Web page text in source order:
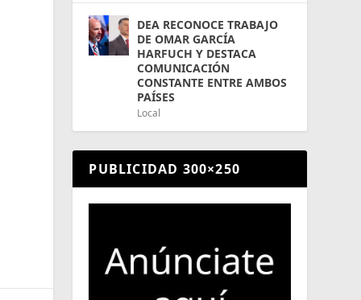
DEA RECONOCE TRABAJO
DE OMAR GARCÍA
HARFUCH Y DESTACA
COMUNICACIÓN
CONSTANTE ENTRE AMBOS
PAÍSES
Local
PUBLICIDAD 300×250